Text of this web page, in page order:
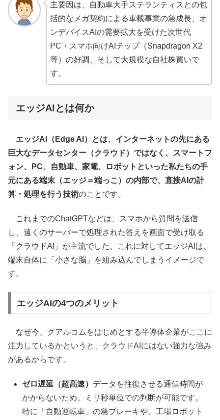
主要因は、自動車大手ステランティスとの包
括的なメガ契約による車載事業の急成長、オ
ンデバイスAIの需要拡大を受けた次世代
PC・スマホ向けAIチップ（Snapdragon X2
等）の好調、そして大規模な自社株買いで
す。
エッジAIとは何か
エッジAI（Edge AI）とは、インターネットの先にある
巨大なデータセンター（クラウド）ではなく、スマートフ
ォン、PC、自動車、家電、ロボットといった私たちの手
元にある端末（エッジ＝端っこ）の内部で、直接AIの計
算・処理を行う技術のことです。
これまでのChatGPTなどは、スマホから質問を送信
し、遠くのサーバーで処理された答えを画面で受け取る
「クラウドAI」が主流でした。これに対してエッジAIは、
端末自体に「小さな脳」を組み込んでしまうイメージで
す。
エッジAIの4つのメリット
なぜ今、クアルコムをはじめとする半導体企業がここに
注力しているかというと、クラウドAIにはない強力な強み
があるからです。
ゼロ遅延（超高速） データを往復させる通信時間が
かからないため、ミリ秒単位での判断が可能です。
特に「自動運転車」の急ブレーキや、工場ロボット